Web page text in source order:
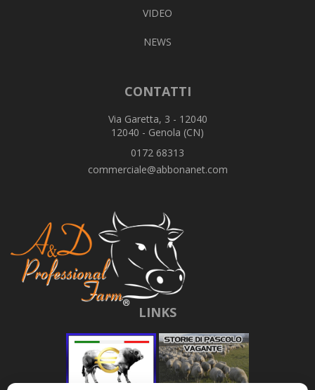
VIDEO
NEWS
CONTATTI
Via Garetta, 3 - 12040
12040 - Genola (CN)
0172 68313
commerciale@abbonanet.com
LINKS